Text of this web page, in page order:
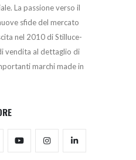
La passione verso il
sfide del mercato
nel 2010 di Stilluce-
vendita al dettaglio di
marchi made in